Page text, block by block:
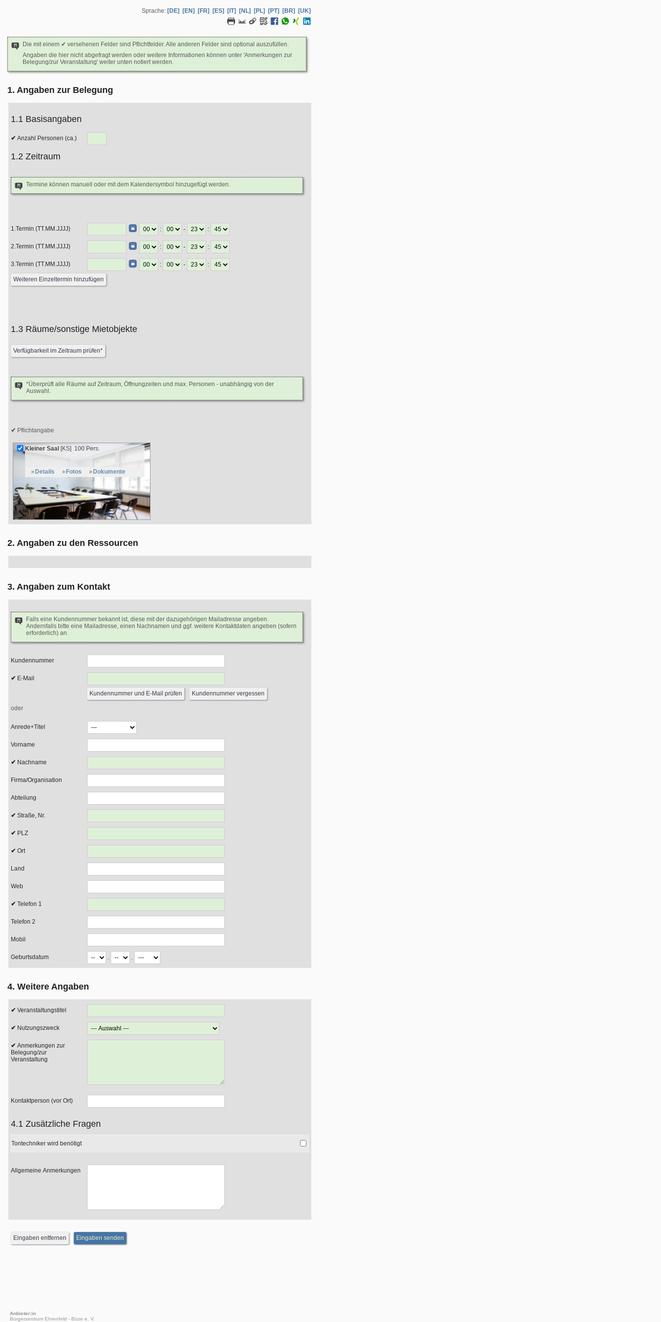
Sprache: [DE] [EN] [FR] [ES] [IT] [NL] [PL] [PT] [BR] [UK]
Die mit einem ✔ versehenen Felder sind Pflichtfelder. Alle anderen Felder sind optional auszufüllen.
Angaben die hier nicht abgefragt werden oder weitere Informationen können unter 'Anmerkungen zur
Belegung/zur Veranstaltung' weiter unten notiert werden.
1. Angaben zur Belegung
1.1 Basisangaben
Anzahl Personen (ca.)
1.2 Zeitraum
Termine können manuell oder mit dem Kalendersymbol hinzugefügt werden.
1.Termin (TT.MM.JJJJ) : - :
2.Termin (TT.MM.JJJJ) : - :
3.Termin (TT.MM.JJJJ) : - :
1.3 Räume/sonstige Mietobjekte
*Überprüft alle Räume auf Zeitraum, Öffnungzeiten und max. Personen - unabhängig von der
Auswahl.
Pflichtangabe
Kleiner Saal [KS] 100 Pers.
Details Fotos Dokumente
2. Angaben zu den Ressourcen
3. Angaben zum Kontakt
Falls eine Kundennummer bekannt ist, diese mit der dazugehörigen Mailadresse angeben.
Andernfalls bitte eine Mailadresse, einen Nachnamen und ggf. weitere Kontaktdaten angeben (sofern
erforderlich) an.
Kundennummer
E-Mail
oder
Anrede+Titel
Vorname
Nachname
Firma/Organisation
Abteilung
Straße, Nr.
PLZ
Ort
Land
Web
Telefon 1
Telefon 2
Mobil
Geburtsdatum . .
4. Weitere Angaben
Veranstaltungstitel
Nutzungszweck
Belegung/zur
Veranstaltung
Kontaktperson (vor Ort)
4.1 Zusätzliche Fragen
Tontechniker wird benötigt
Allgemeine Anmerkungen
Anbieter:in
Bürgerzentrum Ehrenfeld - Büze e. V.